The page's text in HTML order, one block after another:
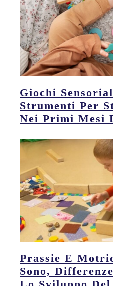
Giochi
Strumenti Per
Nei Primi Mesi
Prassie E
Sono,